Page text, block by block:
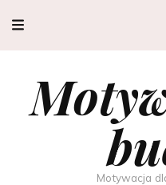
Motywacja